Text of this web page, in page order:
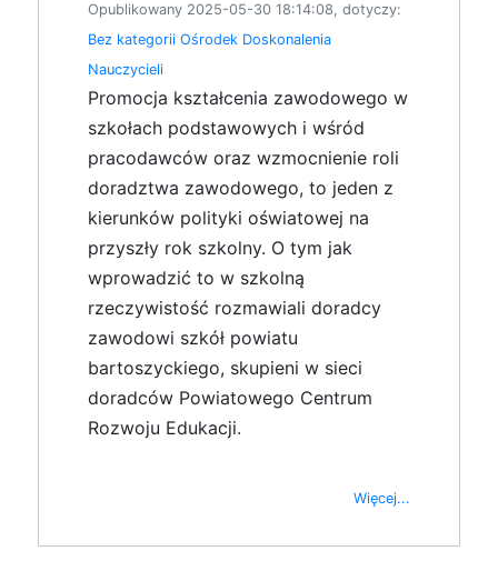
Opublikowany 2025-05-30 18:14:08, dotyczy:
Bez kategorii Ośrodek Doskonalenia
Nauczycieli
Promocja kształcenia zawodowego w
szkołach podstawowych i wśród
pracodawców oraz wzmocnienie roli
doradztwa zawodowego, to jeden z
kierunków polityki oświatowej na
przyszły rok szkolny. O tym jak
wprowadzić to w szkolną
rzeczywistość rozmawiali doradcy
zawodowi szkół powiatu
bartoszyckiego, skupieni w sieci
doradców Powiatowego Centrum
Rozwoju Edukacji.
Więcej...